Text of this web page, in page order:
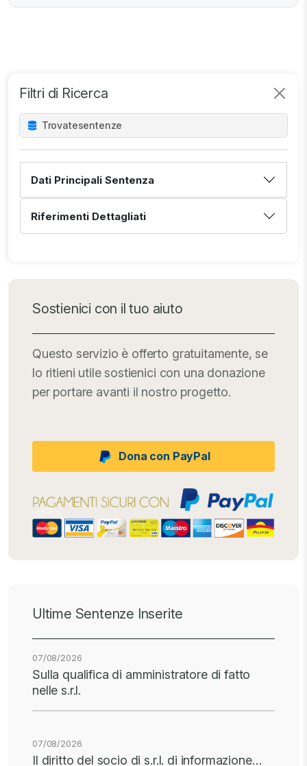
Filtri di Ricerca
Trovatesentenze
Dati Principali Sentenza
Riferimenti Dettagliati
Sostienici con il tuo aiuto
Questo servizio è offerto gratuitamente, se
lo ritieni utile sostienici con una donazione
per portare avanti il nostro progetto.
Dona con PayPal
Ultime Sentenze Inserite
07/08/2026
Sulla qualifica di amministratore di fatto
nelle s.r.l.
07/08/2026
Il diritto del socio di s.r.l. di informazione…